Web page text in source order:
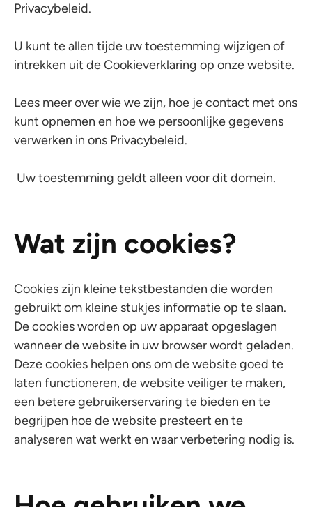
Privacybeleid.
U kunt te allen tijde uw toestemming wijzigen of
intrekken uit de Cookieverklaring op onze website.
Lees meer over wie we zijn, hoe je contact met ons
kunt opnemen en hoe we persoonlijke gegevens
verwerken in ons Privacybeleid.
Uw toestemming geldt alleen voor dit domein.
Wat zijn cookies?
Cookies zijn kleine tekstbestanden die worden
gebruikt om kleine stukjes informatie op te slaan.
De cookies worden op uw apparaat opgeslagen
wanneer de website in uw browser wordt geladen.
Deze cookies helpen ons om de website goed te
laten functioneren, de website veiliger te maken,
een betere gebruikerservaring te bieden en te
begrijpen hoe de website presteert en te
analyseren wat werkt en waar verbetering nodig is.